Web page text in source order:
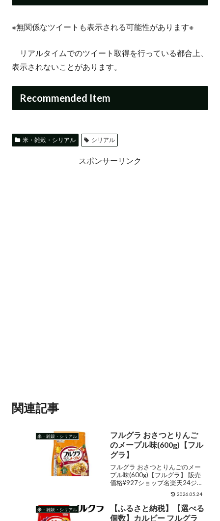
※無関係なツイートも表示される可能性があります※
リアルタイムでのツイート取得を行っている都合上、
表示されないことがあります。
Recommended Item
米・雑穀・シリアル シリアル
スポンサーリンク
関連記事
米・雑穀・シリアル
フルグラ おさつとりんご
のメープル味(600g)【フル
グラ】
フルグラ おさつとりんごのメー
プル味(600g)【フルグラ】 販売
価格¥927ショップ名楽天24ジャ
ンルその他購入する フルグラ /
フルグラ おさつとりんごのメー
プル味お店TOP＞フード＞穀
物・豆・麺類＞シリアル類＞グ
2026.05.24
米・雑穀・シリアル
【ふるさと納税】【選べる
個数】カルビー フルグラ